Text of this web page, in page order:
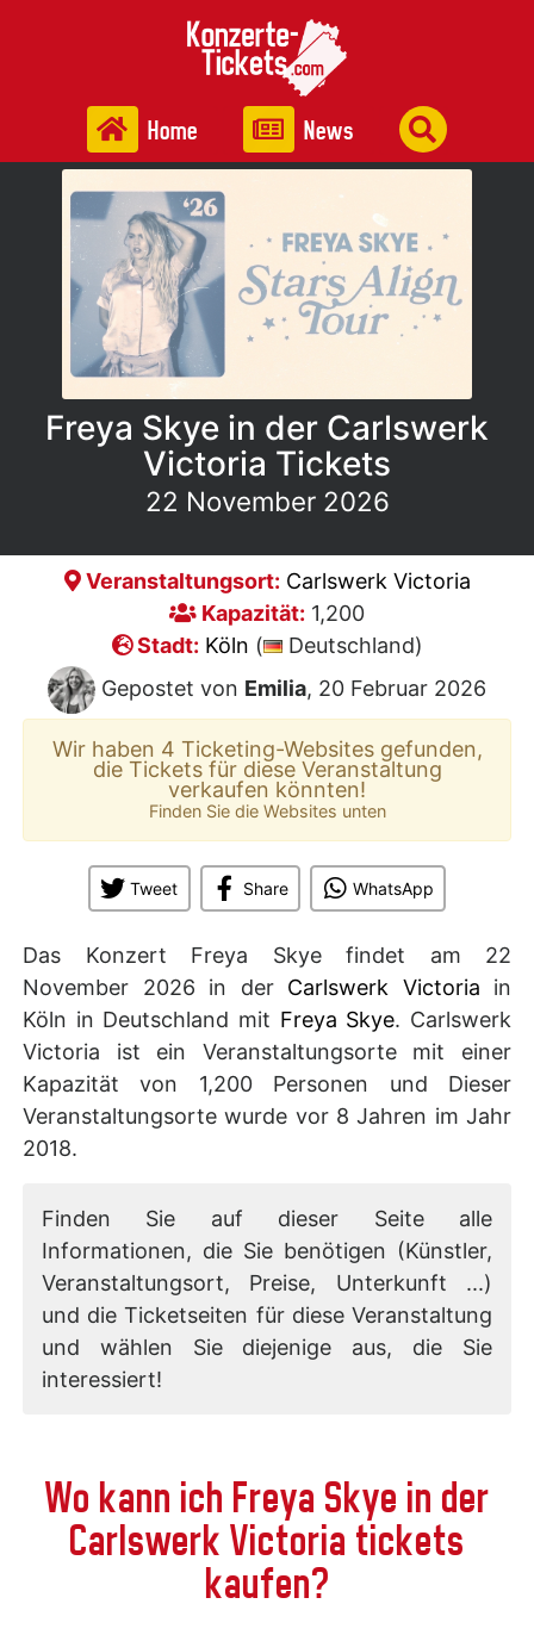
Home News
Freya Skye in der Carlswerk
Victoria Tickets
22 November 2026
Veranstaltungsort: Carlswerk Victoria
Kapazität: 1,200
Stadt: Köln (
Deutschland)
Gepostet von Emilia, 20 Februar 2026
Wir haben 4 Ticketing-Websites gefunden,
die Tickets für diese Veranstaltung
verkaufen könnten!
Finden Sie die Websites unten
Tweet Share WhatsApp
Das Konzert Freya Skye findet am 22
November 2026 in der Carlswerk Victoria in
Köln in Deutschland mit Freya Skye. Carlswerk
Victoria ist ein Veranstaltungsorte mit einer
Kapazität von 1,200 Personen und Dieser
Veranstaltungsorte wurde vor 8 Jahren im Jahr
2018.
Finden Sie auf dieser Seite alle
Informationen, die Sie benötigen (Künstler,
Veranstaltungsort, Preise, Unterkunft ...)
und die Ticketseiten für diese Veranstaltung
und wählen Sie diejenige aus, die Sie
interessiert!
Wo kann ich Freya Skye in der
Carlswerk Victoria tickets
kaufen?